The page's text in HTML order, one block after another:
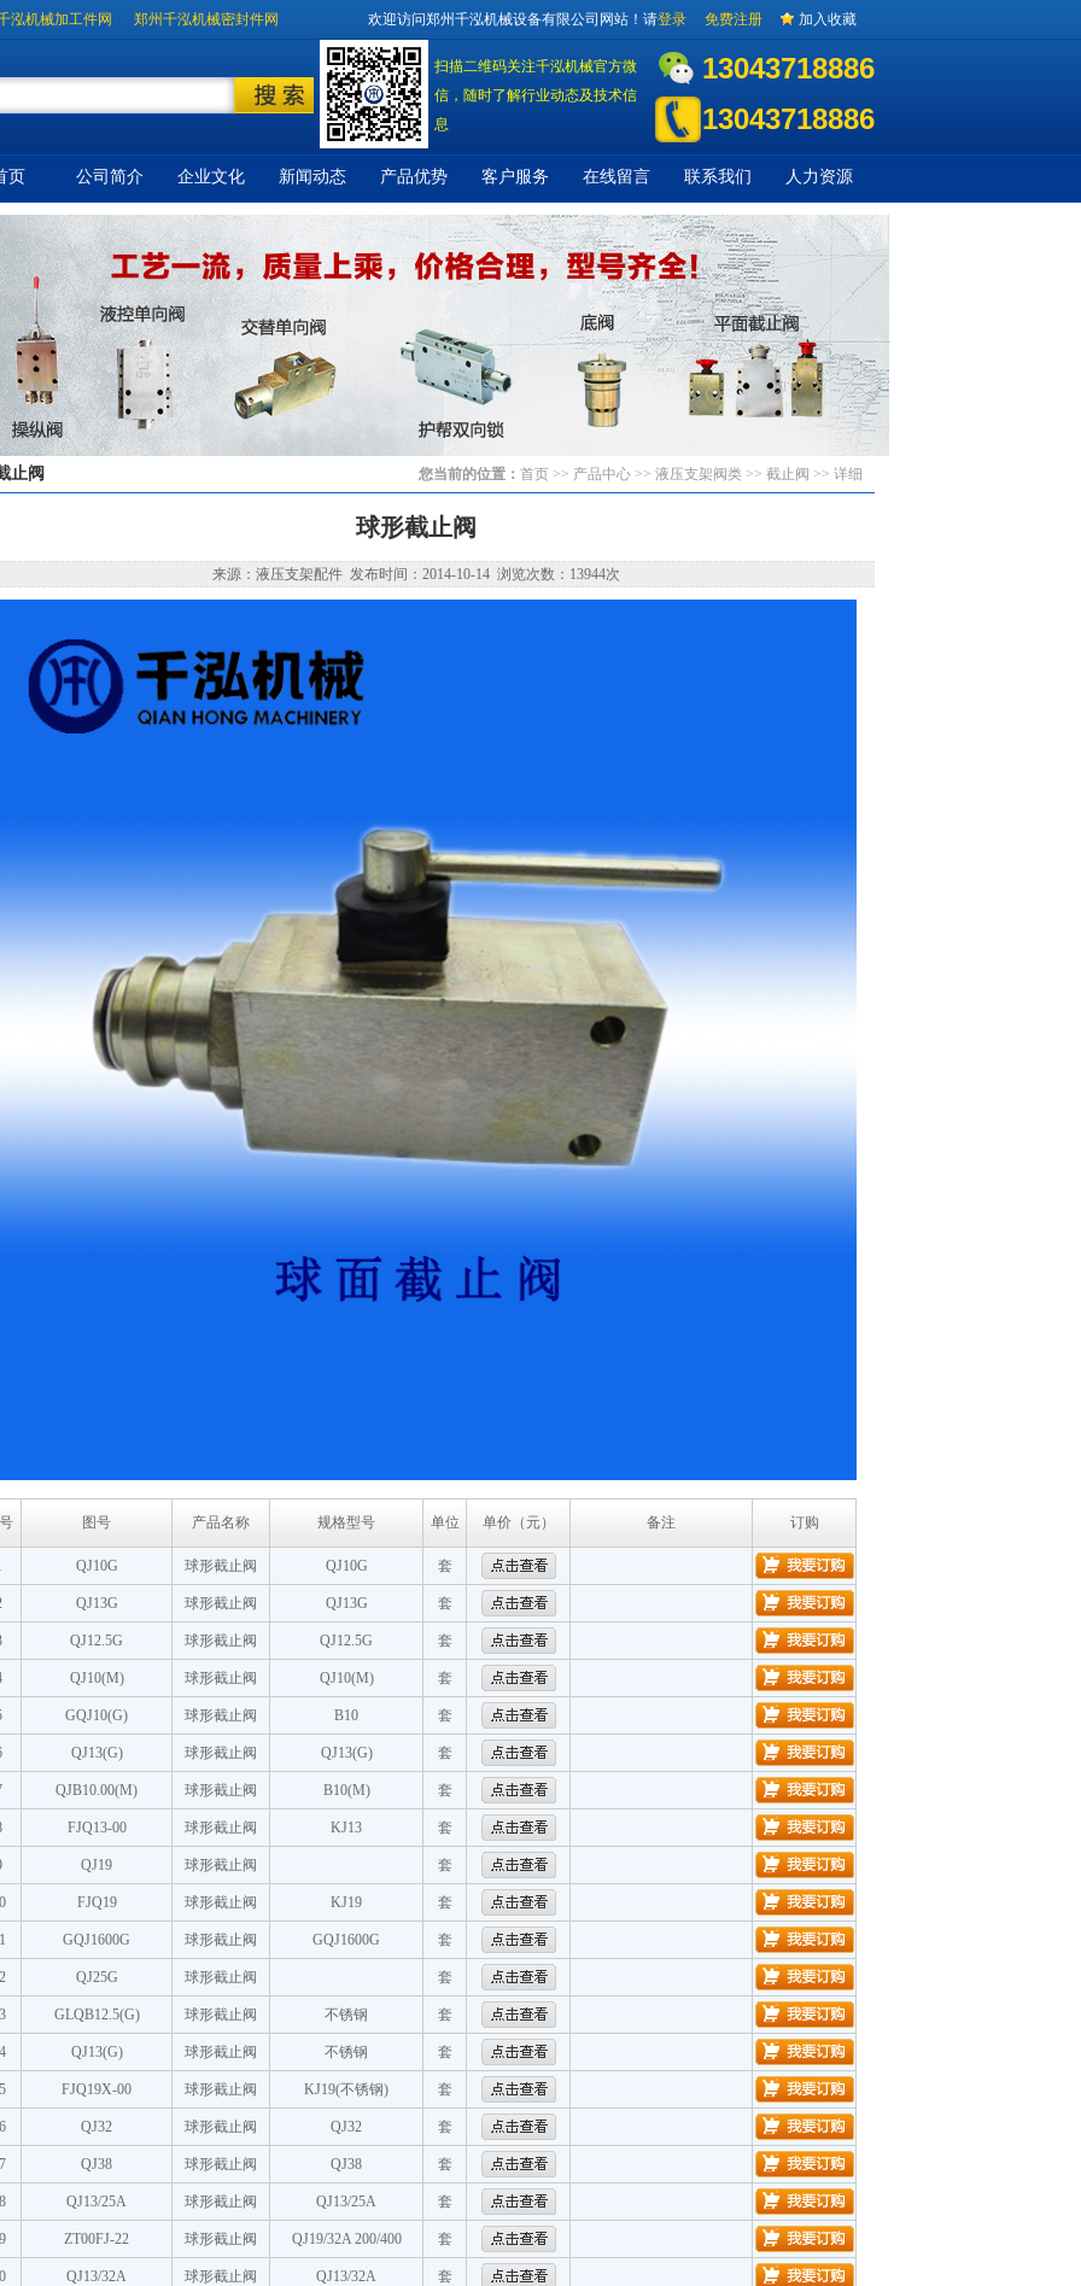
欢迎访问郑州千泓机械设备有限公司网站！请登录 免费注册 加入收藏
泓机械加工件网 郑州千泓机械密封件网
扫描二维码关注千泓机械官方微
信，随时了解行业动态及技术信
息
13043718886
13043718886
页 公司简介 企业文化 新闻动态 产品优势 客户服务 在线留言 联系我们 人力资源
您当前的位置： 首页 >> 产品中心 >> 液压支架阀类 >> 截止阀 >> 详细
止阀
球形截止阀
来源：液压支架配件 发布时间：2014-10-14 浏览次数：13944次
图号 产品名称 规格型号 单位 单价（元） 备注 订购
QJ10G 球形截止阀 QJ10G 套
QJ13G 球形截止阀 QJ13G 套
QJ12.5G 球形截止阀 QJ12.5G 套
QJ10(M) 球形截止阀 QJ10(M) 套
GQJ10(G) 球形截止阀 B10 套
QJ13(G) 球形截止阀 QJ13(G) 套
QJB10.00(M) 球形截止阀 B10(M) 套
FJQ13-00 球形截止阀 KJ13 套
QJ19 球形截止阀 套
FJQ19 球形截止阀 KJ19 套
GQJ1600G 球形截止阀 GQJ1600G 套
QJ25G 球形截止阀 套
GLQB12.5(G) 球形截止阀 不锈钢 套
QJ13(G) 球形截止阀 不锈钢 套
FJQ19X-00 球形截止阀 KJ19(不锈钢) 套
QJ32 球形截止阀 QJ32 套
QJ38 球形截止阀 QJ38 套
QJ13/25A 球形截止阀 QJ13/25A 套
ZT00FJ-22 球形截止阀 QJ19/32A 200/400 套
QJ13/32A 球形截止阀 QJ13/32A 套